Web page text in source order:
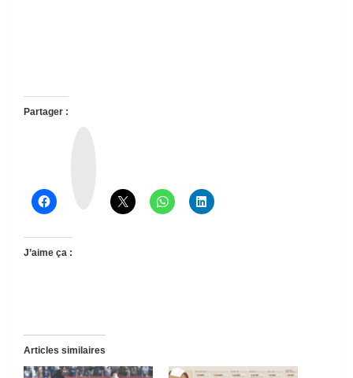
Partager :
J’aime ça :
Articles similaires